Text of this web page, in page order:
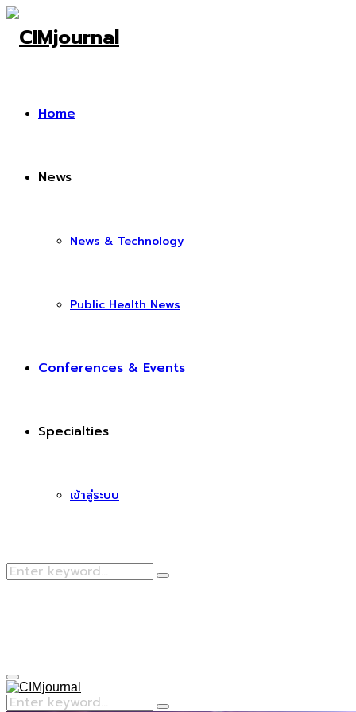
Home
News
News & Technology
Public Health News
Conferences & Events
Specialties
เข้าสู่ระบบ
Search
Search
Primary
Menu
Search